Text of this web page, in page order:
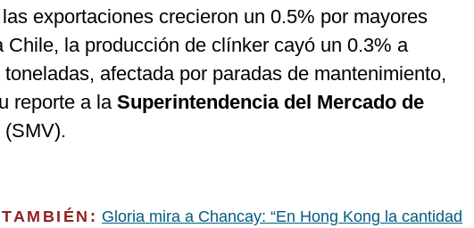
exportaciones crecieron un 0.5% por mayores
Chile, la producción de clínker cayó un 0.3% a
afectada por paradas de mantenimiento,
reporte a laSuperintendencia del Mercado de
(SMV).
Gloria mira a Chancay: “En Hong Kong la cantidad